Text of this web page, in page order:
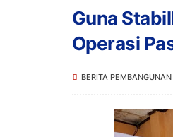
Guna
Operasi
BERITA